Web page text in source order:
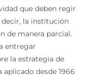
que deben regir
decir, la institución
de manera parcial.
entregar
la estrategia de
desde 1966